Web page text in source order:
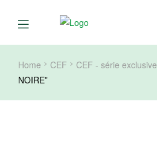
Home CEF CEF - série exclusive
NOIRE”